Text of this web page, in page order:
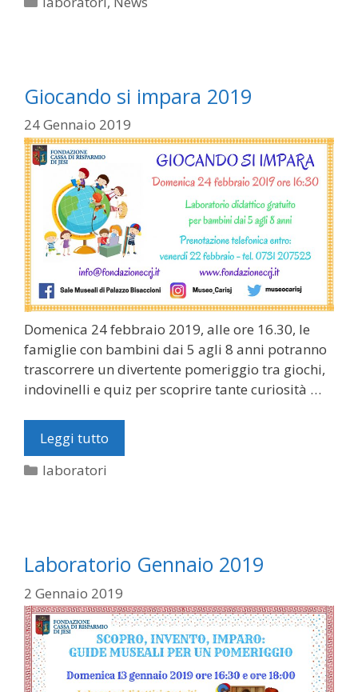
Giocando si impara 2019
24 Gennaio 2019
Domenica 24 febbraio 2019, alle ore 16.30, le
famiglie con bambini dai 5 agli 8 anni potranno
trascorrere un divertente pomeriggio tra giochi,
indovinelli e quiz per scoprire tante curiosità …
Leggi tutto
Categorie
laboratori
Laboratorio Gennaio 2019
2 Gennaio 2019